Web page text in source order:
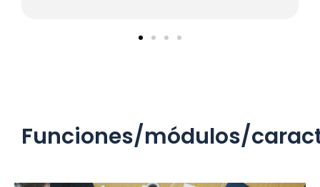
Funciones/módulos/